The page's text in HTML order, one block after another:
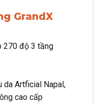
GrandX
270 độ 3 tầng
da Artficial Napal,
cao cấp